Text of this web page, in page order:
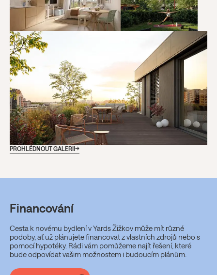
PROHLÉDNOUT GALERII
Financování
Cesta k novému bydlení v Yards Žižkov může mít různé
podoby, ať už plánujete financovat z vlastních zdrojů nebo s
pomocí hypotéky. Rádi vám pomůžeme najít řešení, které
bude odpovídat vašim možnostem i budoucím plánům.